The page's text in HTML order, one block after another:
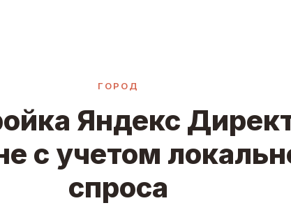
ГОРОД
Яндекс
с учетом
спроса